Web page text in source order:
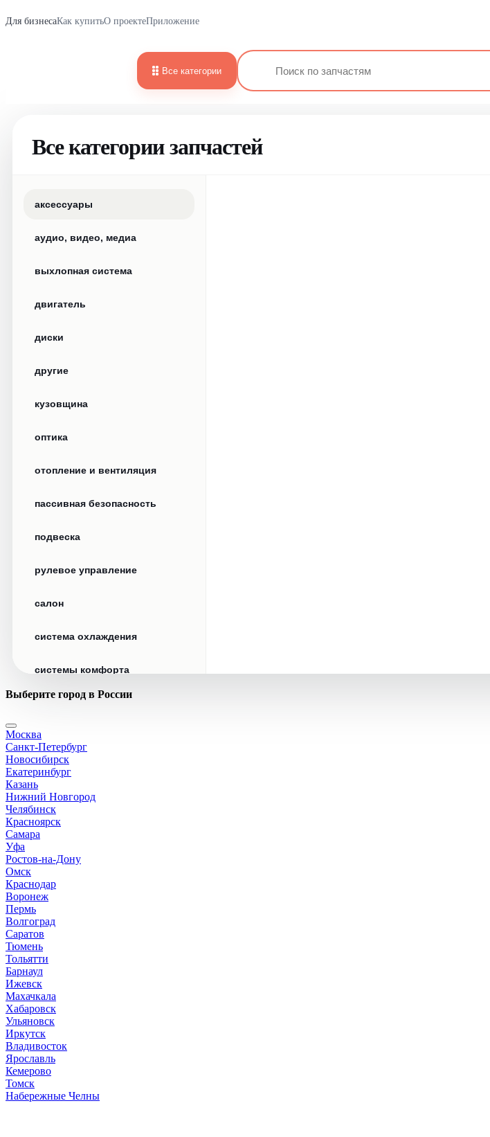
Для бизнесаКак купитьО проектеПриложение
Все категории
Все категории запчастей
аксессуары
аудио, видео, медиа
выхлопная система
двигатель
диски
другие
кузовщина
оптика
отопление и вентиляция
пассивная безопасность
подвеска
рулевое управление
салон
система охлаждения
системы комфорта
стекла
стеклоочистители
топливная система
тормозная система
трансмиссия
Выберите город в России
Москва
Санкт-Петербург
Новосибирск
Екатеринбург
Казань
Нижний Новгород
Челябинск
Красноярск
Самара
Уфа
Ростов-на-Дону
Омск
Краснодар
Воронеж
Пермь
Волгоград
Саратов
Тюмень
Тольятти
Барнаул
Ижевск
Махачкала
Хабаровск
Ульяновск
Иркутск
Владивосток
Ярославль
Кемерово
Томск
Набережные Челны